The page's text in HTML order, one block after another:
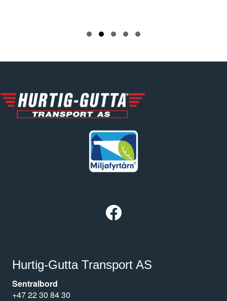
Facebook Hurtig-Gutta Transport AS
Hurtig-Gutta Transport AS
Sentralbord
+47 22 30 84 30